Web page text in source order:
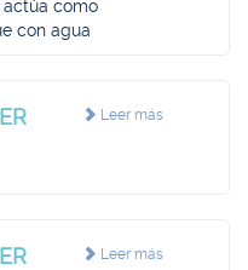
actúa como
con agua
Leer más
Leer más